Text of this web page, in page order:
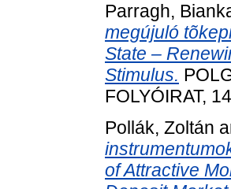
Parragh,
megújuló
State –
Stimulus.
FOLYÓIRAT,
Pollák, Zoltán
of Attractive